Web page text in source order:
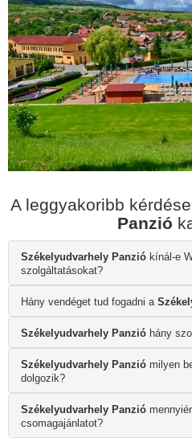
A leggyakoribb
Panzió
Székelyudvarhely Panzió kínál-e
szolgáltatásokat?
Hány vendéget tud fogadni a
Székelyudvarhely Panzió hány
Székelyudvarhely Panzió milyen
dolgozik?
Székelyudvarhely Panzió
csomagajánlatot?